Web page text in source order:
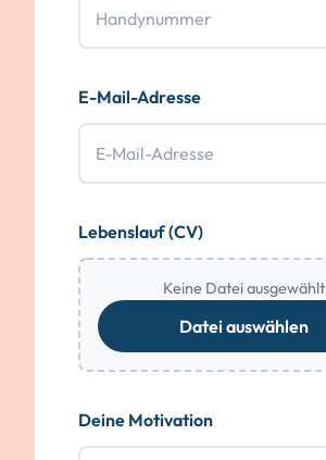
E-Mail-Adresse
Lebenslauf (CV)
Keine Datei ausgewählt
Datei auswählen
Deine Motivation